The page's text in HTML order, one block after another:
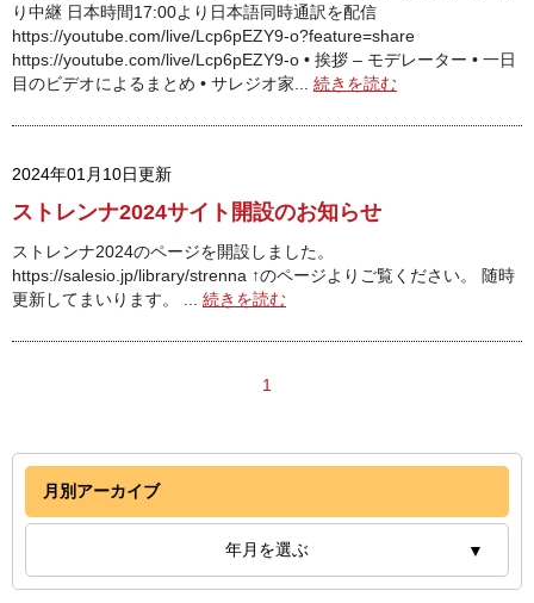
月別アーカイブ
年月を選ぶ
り中継 日本時間17:00より日本語同時通訳を配信
https://youtube.com/live/Lcp6pEZY9-o?feature=share
https://youtube.com/live/Lcp6pEZY9-o • 挨拶 – モデレーター • 一日
目のビデオによるまとめ • サレジオ家... 続きを読む
2024年01月10日更新
ストレンナ2024サイト開設のお知らせ
ストレンナ2024のページを開設しました。
https://salesio.jp/library/strenna ↑のページよりご覧ください。 随時
更新してまいります。 ... 続きを読む
1